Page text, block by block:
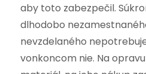
aby toto zabezpečil.
dlhodobo
nevzdelaného
vonkoncom nie. Na